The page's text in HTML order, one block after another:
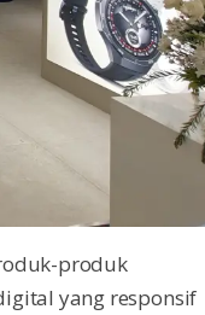
produk
yang responsif